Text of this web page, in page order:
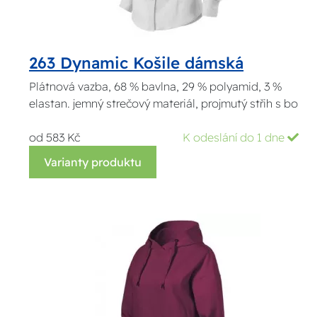
263 Dynamic Košile dámská
Plátnová vazba, 68 % bavlna, 29 % polyamid, 3 %
elastan. jemný strečový materiál, projmutý střih s bo
od 583 Kč
K odeslání do 1 dne
Varianty produktu